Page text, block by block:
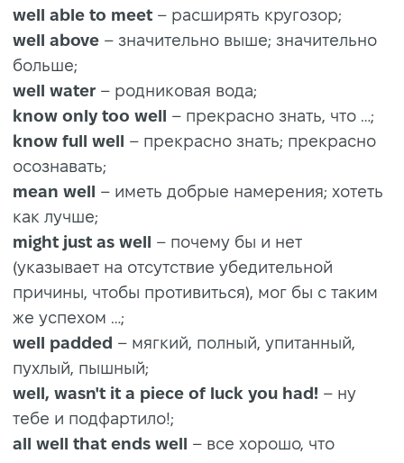
well able to meet – расширять кругозор;
well above – значительно выше; значительно
больше;
well water – родниковая вода;
know only too well – прекрасно знать, что …;
know full well – прекрасно знать; прекрасно
осознавать;
mean well – иметь добрые намерения; хотеть
как лучше;
might just as well – почему бы и нет
(указывает на отсутствие убедительной
причины, чтобы противиться), мог бы с таким
же успехом …;
well padded – мягкий, полный, упитанный,
пухлый, пышный;
well, wasn't it a piece of luck you had! – ну
тебе и подфартило!;
all well that ends well – все хорошо, что